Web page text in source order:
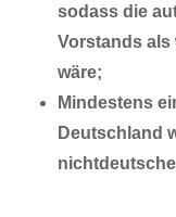
sodass die
Vorstands
wäre;
Mindestens
Deutschland